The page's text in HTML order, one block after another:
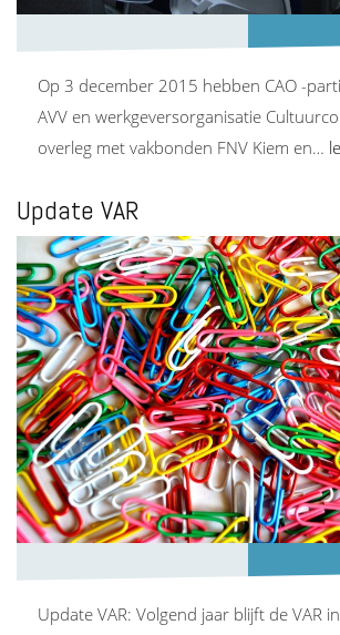
Op 3 december 2015 hebben CAO -
AVV en werkgeversorganisatie
overleg met vakbonden FNV Kiem en…
Update VAR
Update VAR: Volgend jaar blijft de VAR